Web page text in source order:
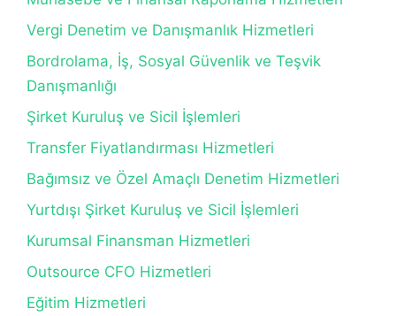
Vergi Denetim ve Danışmanlık Hizmetleri
Bordrolama, İş, Sosyal Güvenlik ve Teşvik
Danışmanlığı
Şirket Kuruluş ve Sicil İşlemleri
Transfer Fiyatlandırması Hizmetleri
Bağımsız ve Özel Amaçlı Denetim Hizmetleri
Yurtdışı Şirket Kuruluş ve Sicil İşlemleri
Kurumsal Finansman Hizmetleri
Outsource CFO Hizmetleri
Eğitim Hizmetleri